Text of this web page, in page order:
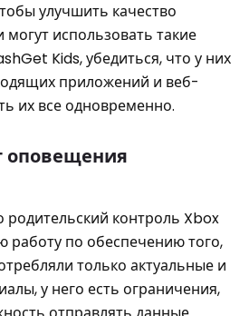
улучшить качество
использовать такие
Kids, убедиться, что у них
приложений и веб-
их все одновременно.
оповещения
родительский контроль Xbox
работу по обеспечению того,
только актуальные и
у него есть ограничения,